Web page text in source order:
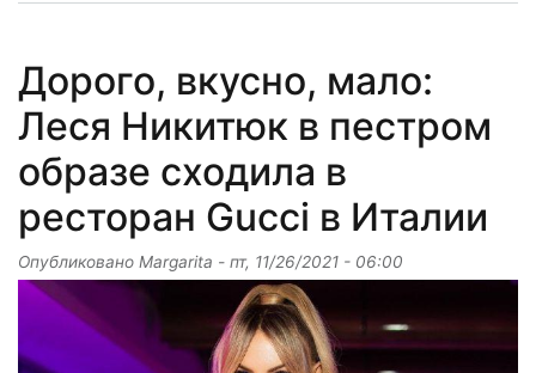
Дорого, вкусно, мало:
Леся Никитюк в пестром
образе сходила в
ресторан Gucci в Италии
Опубликовано Margarita - пт, 11/26/2021 - 06:00